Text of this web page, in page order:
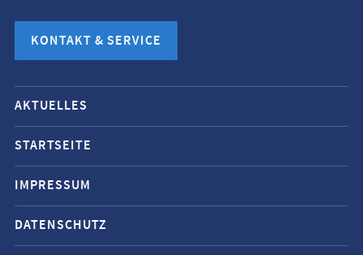
KONTAKT & SERVICE
Mobile-
Service-
Navigation
und
Social
Media
Kontakte
AKTUELLES
STARTSEITE
IMPRESSUM
DATENSCHUTZ